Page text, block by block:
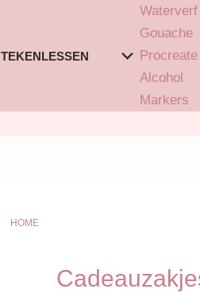
TEKENLESSEN
Waterverf
Gouache
Procreate
Alcohol
Markers
HOME